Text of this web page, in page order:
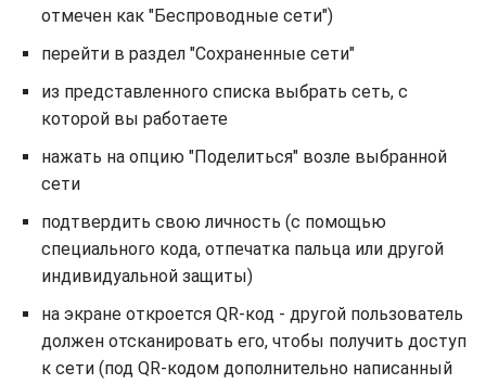
отмечен как "Беспроводные сети")
перейти в раздел "Сохраненные сети"
из представленного списка выбрать сеть, с
которой вы работаете
нажать на опцию "Поделиться" возле выбранной
сети
подтвердить свою личность (с помощью
специального кода, отпечатка пальца или другой
индивидуальной защиты)
на экране откроется QR-код - другой пользователь
должен отсканировать его, чтобы получить доступ
к сети (под QR-кодом дополнительно написанный